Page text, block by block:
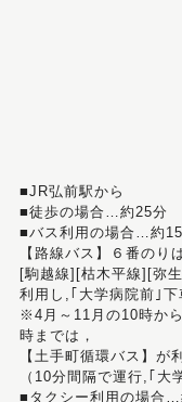
■JR弘前駅から
■徒歩の場合…約25分
■バス利用の場合…約
【路線バス】６番のり
[駒越線][枯木平線][弥
利用し,｢大学病院前｣下
※4月～11月の10時か
時までは，
【土手町循環バス】が
（10分間隔で運行,｢大
■タクシー利用の場合…